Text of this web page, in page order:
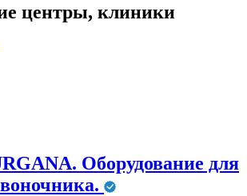
центры, клиники
Оборудование для